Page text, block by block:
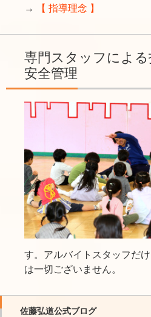
→
【 指導理念 】
専門スタッフによる
安全管理
す。アルバイトスタッフだ
は一切ございません。
佐藤弘道公式ブログ